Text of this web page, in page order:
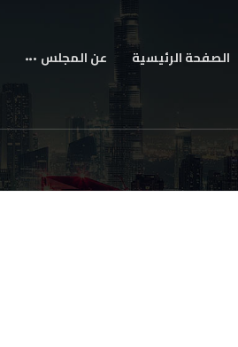
الصفحة الرئيسية عن المجلس